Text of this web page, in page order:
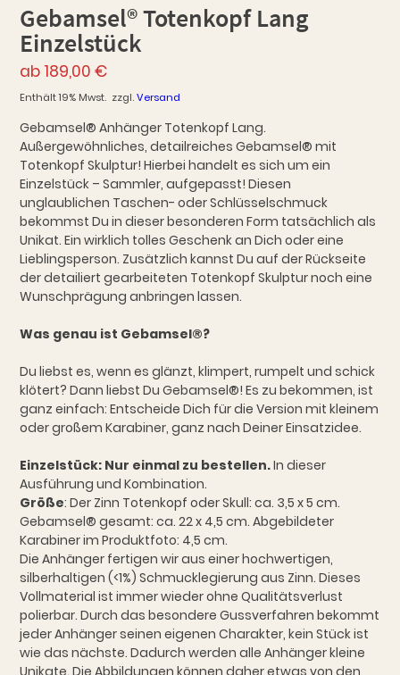
Gebamsel® Totenkopf Lang
Einzelstück
ab 189,00€
Enthält 19% Mwst. zzgl.Versand
Gebamsel® Anhänger Totenkopf Lang.
Außergewöhnliches, detailreiches Gebamsel® mit
Totenkopf Skulptur! Hierbei handelt es sich um ein
Einzelstück – Sammler, aufgepasst! Diesen
unglaublichen Taschen- oder Schlüsselschmuck
bekommst Du in dieser besonderen Form tatsächlich als
Unikat. Ein wirklich tolles Geschenk an Dich oder eine
Lieblingsperson. Zusätzlich kannst Du auf der Rückseite
der detailiert gearbeiteten Totenkopf Skulptur noch eine
Wunschprägung anbringen lassen.
Was genau ist Gebamsel®?
Du liebst es, wenn es glänzt, klimpert, rumpelt und schick
klötert? Dann liebst Du Gebamsel®! Es zu bekommen, ist
ganz einfach: Entscheide Dich für die Version mit kleinem
oder großem Karabiner, ganz nach Deiner Einsatzidee.
Einzelstück: Nur einmal zu bestellen.In dieser
Ausführung und Kombination.
Größe: Der Zinn Totenkopf oder Skull: ca. 3,5 x 5 cm.
Gebamsel® gesamt: ca. 22 x 4,5 cm. Abgebildeter
Karabiner im Produktfoto: 4,5 cm.
Die Anhänger fertigen wir aus einer hochwertigen,
silberhaltigen (<1%) Schmucklegierung aus Zinn. Dieses
Vollmaterial ist immer wieder ohne Qualitätsverlust
polierbar. Durch das besondere Gussverfahren bekommt
jeder Anhänger seinen eigenen Charakter, kein Stück ist
wie das nächste. Dadurch werden alle Anhänger kleine
Unikate. Die Abbildungen können daher etwas von den